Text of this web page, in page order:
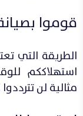
قوموا
الطريقة التي
استهلاككم
مثالية لن